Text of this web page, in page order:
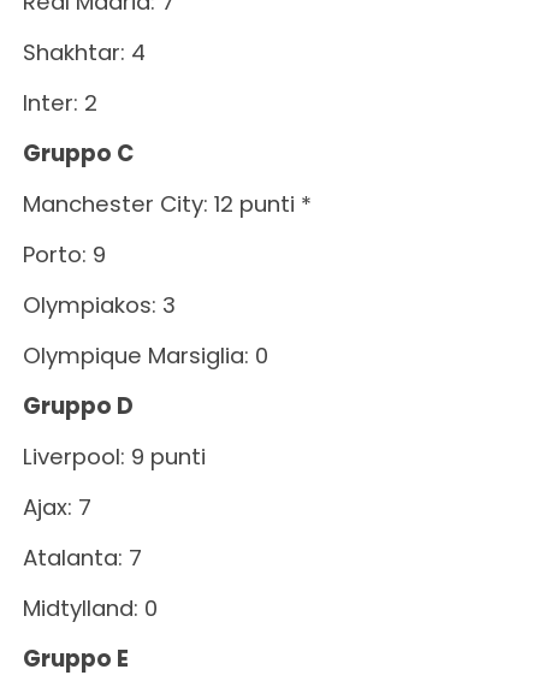
Shakhtar: 4
Inter: 2
Gruppo C
Manchester City: 12 punti *
Porto: 9
Olympiakos: 3
Olympique Marsiglia: 0
Gruppo D
Liverpool: 9 punti
Ajax: 7
Atalanta: 7
Midtylland: 0
Gruppo E